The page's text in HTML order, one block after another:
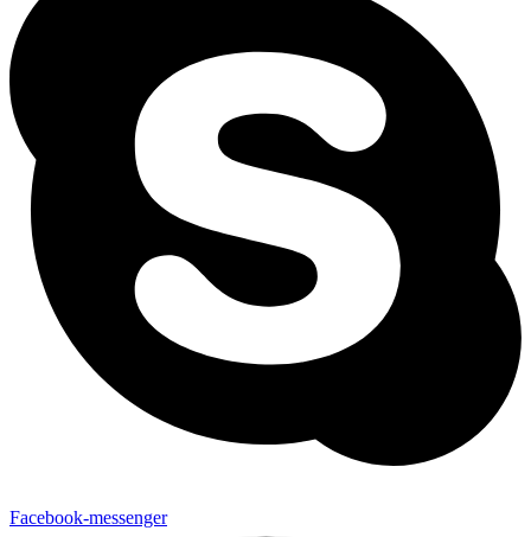
Facebook-messenger